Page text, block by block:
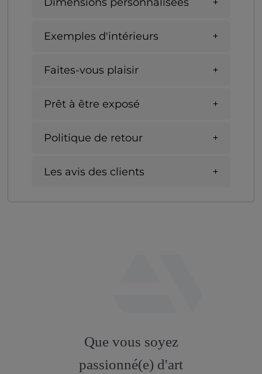
Exemples d'intérieurs
Faites-vous plaisir
Prêt à être exposé
Politique de retour
Les avis des clients
artstation
Que vous soyez
passionné(e) d'art